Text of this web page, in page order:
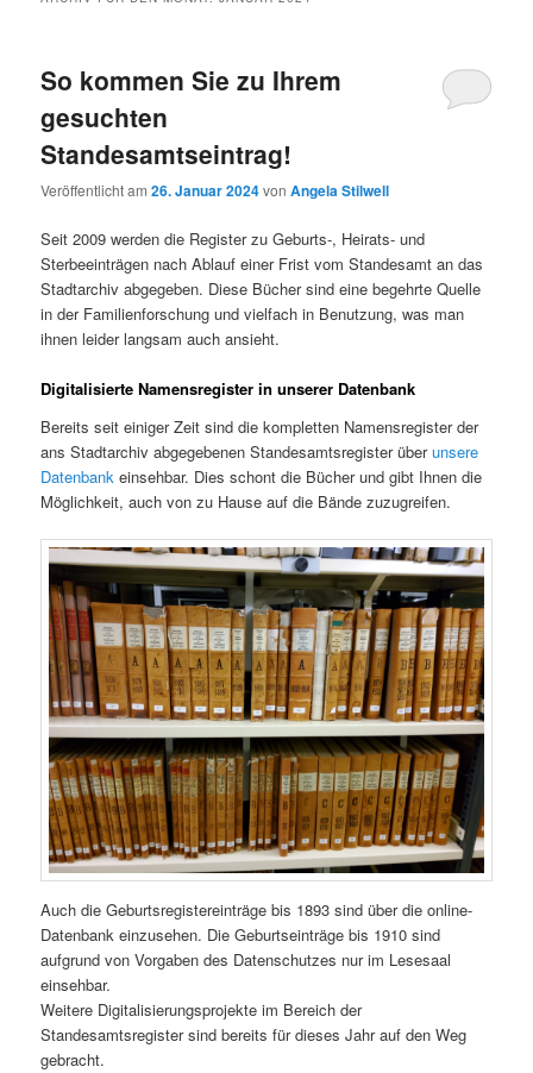
So kommen Sie zu Ihrem
gesuchten
Standesamtseintrag!
Veröffentlicht am26. Januar 2024vonAngela Stilwell
Seit 2009 werden die Register zu Geburts-, Heirats- und
Sterbeeinträgen nach Ablauf einer Frist vom Standesamt an das
Stadtarchiv abgegeben. Diese Bücher sind eine begehrte Quelle
in der Familienforschung und vielfach in Benutzung, was man
ihnen leider langsam auch ansieht.
Digitalisierte Namensregister in unserer Datenbank
Bereits seit einiger Zeit sind die kompletten Namensregister der
ans Stadtarchiv abgegebenen Standesamtsregister überunsere
Datenbank einsehbar. Dies schont die Bücher und gibt Ihnen die
Möglichkeit, auch von zu Hause auf die Bände zuzugreifen.
Auch die Geburtsregistereinträge bis 1893 sind über die online-
Datenbank einzusehen. Die Geburtseinträge bis 1910 sind
aufgrund von Vorgaben des Datenschutzes nur im Lesesaal
einsehbar.
Weitere Digitalisierungsprojekte im Bereich der
Standesamtsregister sind bereits für dieses Jahr auf den Weg
gebracht.